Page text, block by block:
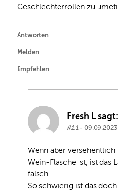
Geschlechterrollen zu
Antworten
Melden
Empfehlen
Fresh L sagt:
#1.1 -
Wenn aber versehentlich
Wein-Flasche ist, ist das
falsch.
So schwierig ist das